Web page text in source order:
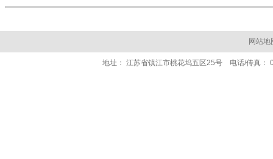
网站地
地址： 江苏省镇江市桃花坞五区25号 电话/传真